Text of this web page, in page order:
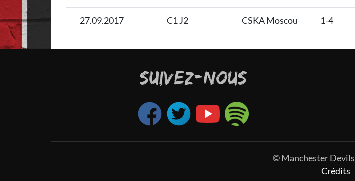
27.09.2017 C1 J2 CSKA Moscou 1-4
SUIVEZ-NOUS
© Manchester
Crédits